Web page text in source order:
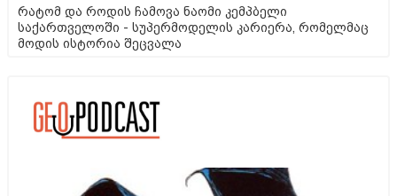
რატომ და როდის ჩამოვა ნაომი კემპბელი
საქართველოში - სუპერმოდელის კარიერა, რომელმაც
მოდის ისტორია შეცვალა